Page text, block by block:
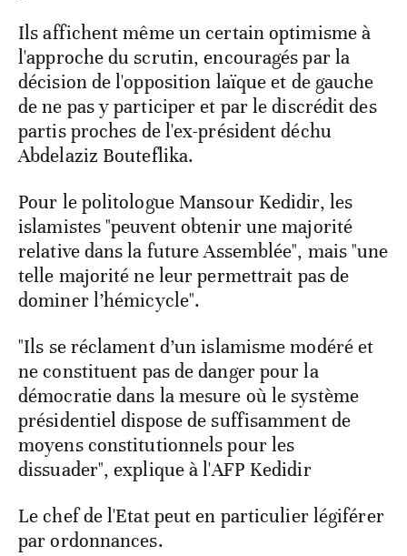
Ils affichent même un certain optimisme à
l'approche du scrutin, encouragés par la
décision de l'opposition laïque et de gauche
de ne pas y participer et par le discrédit des
partis proches de l'ex-président déchu
Abdelaziz Bouteflika.
Pour le politologue Mansour Kedidir, les
islamistes "peuvent obtenir une majorité
relative dans la future Assemblée", mais "une
telle majorité ne leur permettrait pas de
dominer l’hémicycle".
"Ils se réclament d’un islamisme modéré et
ne constituent pas de danger pour la
démocratie dans la mesure où le système
présidentiel dispose de suffisamment de
moyens constitutionnels pour les
dissuader", explique à l'AFP Kedidir
Le chef de l'Etat peut en particulier légiférer
par ordonnances.